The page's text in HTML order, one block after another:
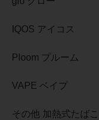
IQOS アイコス
Ploom プルーム
VAPE ベイプ
その他 加熱式たばこ